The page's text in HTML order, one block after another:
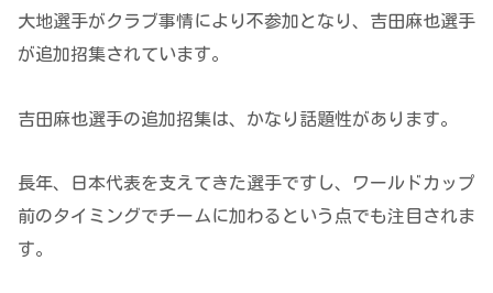
大地選手がクラブ事情により不参加となり、吉田麻也選手
が追加招集されています。
吉田麻也選手の追加招集は、かなり話題性があります。
長年、日本代表を支えてきた選手ですし、ワールドカップ
前のタイミングでチームに加わるという点でも注目されま
す。